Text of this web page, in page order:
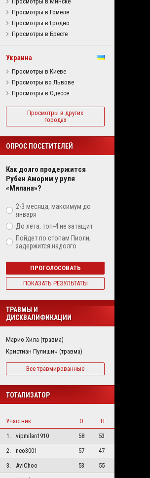
Просмотры в Гомеле
Просмотры в Гродно
Просмотры в Бресте
Украина
Просмотры в Киеве
Просмотры во Львове
Просмотры в Одессе
Просмотры в других
городах
ОПРОС ПОСЕТИТЕЛЕЙ
Как долго продержится
Рубен Аморим у руля
«Милана»?
2-3 месяца, максимум до
января
До лета, топ-4 не затащит
Пойдет по стопам Пиоли,
задержится надолго
ПРОГОЛОСОВАТЬ
ПОКАЗАТЬ РЕЗУЛЬТАТЫ
ТРАВМЫ И
ДИСКВАЛИФИКАЦИИ
Марио Хила (травма)
Кристиан Пулишич (травма)
Все травмированные
ТОТАЛИЗАТОР
Участник О
П
1.
vipmilan1910 58
53
2.
neo3001 57
47
3.
AviChoo 53
55